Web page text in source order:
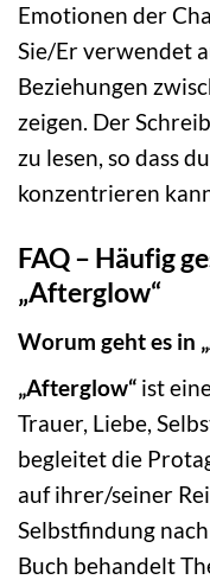
Emotionen der
Sie/Er verwendet
Beziehungen
zeigen. Der
zu lesen, so dass
konzentrieren
FAQ – Häufig
„Afterglow“
Worum geht es in
„Afterglow“ ist
Trauer, Liebe,
begleitet die
auf ihrer/seiner
Selbstfindung
Buch behandelt